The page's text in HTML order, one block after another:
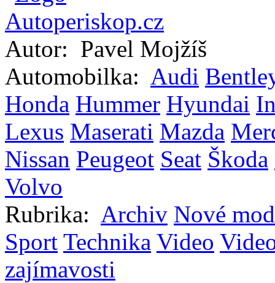
Autor: Pavel Mojžíš
Automobilka: Audi
Honda Hummer Hyundai
Lexus Maserati Mazda
Nissan Peugeot Seat Škoda
Volvo
Rubrika: Archiv Nové
Sport Technika Video
zajímavosti